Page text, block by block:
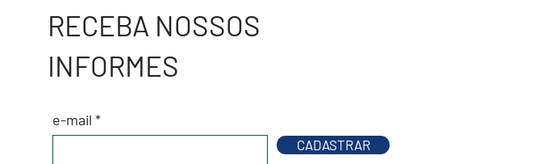
RECEBA NOSSOS
INFORMES
e-mail
CADASTRAR